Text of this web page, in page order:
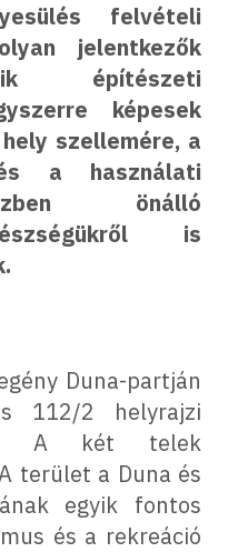
felvételi
jelentkezők
építészeti
képesek
szellemére, a
a használati
önálló
is
Duna-partján
112/2 helyrajzi
A két telek
terület a Duna és
egyik fontos
és a rekreáció